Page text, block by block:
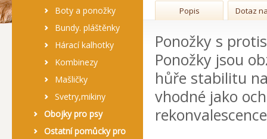
Boty a ponožky
Bundy. pláštěnky
Hárací kalhotky
Kombinezy
Mašličky
Svetry,mikiny
Obojky pro psy
Ostatní pomůcky pro
Popis Dotaz
Ponožky s
Ponožky jsou
hůře stabilitu
vhodné jako